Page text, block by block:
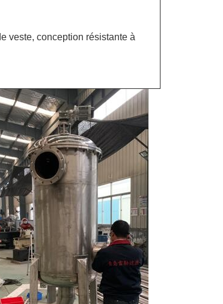
veste, conception résistante à